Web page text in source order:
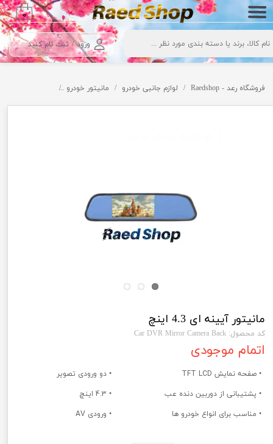
ورود / ثبت نام کنید
حساب کاربری من
تغییر گذر واژه
سفارشات
خروج از حساب کاربری
۰
فروشگاه رعد - Raedshop لوازم جانبی خودرو مانیتور خودرو
مانیتور آیینه ای 4.3 اینچ
کد محصول: Car DVR Mirror Camera Back
اتمام موجودی
• صفحه نمایش TFT LCD
• دو ورودی تصویر
• پشتیبانی از دوربین دنده عب
• 4.3 اینچ
• مناسب برای انواع خودرو ها
• ورودی AV